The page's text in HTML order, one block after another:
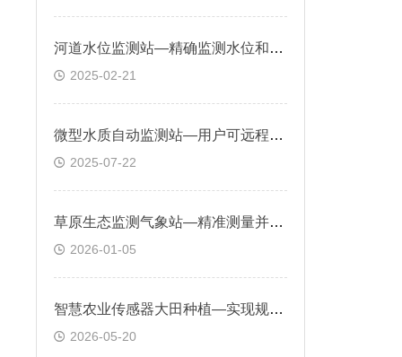
河道水位监测站—精确监测水位和降雨量变化，为防洪减灾提供基础数据
2025-02-21
微型水质自动监测站—用户可远程查看实时数据、生成报表及接收超标预警
2025-07-22
草原生态监测气象站—精准测量并记录与草原生态过程紧密相关的多项气象要素
2026-01-05
智慧农业传感器大田种植—实现规模化、智能化管理，降低人力成本，提升产量
2026-05-20